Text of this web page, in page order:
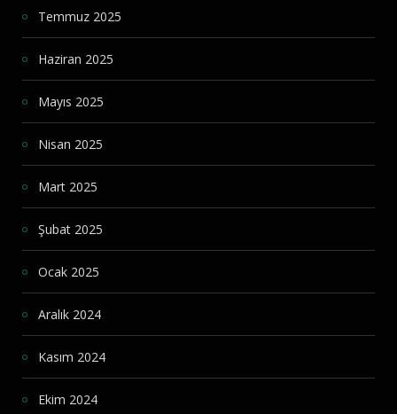
Temmuz 2025
Haziran 2025
Mayıs 2025
Nisan 2025
Mart 2025
Şubat 2025
Ocak 2025
Aralık 2024
Kasım 2024
Ekim 2024